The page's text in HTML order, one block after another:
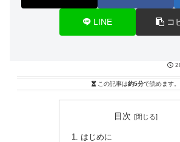
LINE コ
この記事は約5分で読めます。
目次
はじめに